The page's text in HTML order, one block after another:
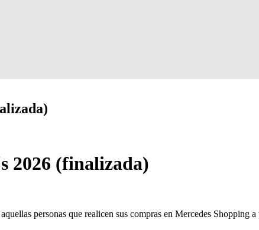
2026 (finalizada)
personas que realicen sus compras en Mercedes Shopping